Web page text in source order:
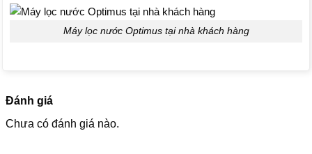
Máy lọc nước Optimus tại nhà khách hàng
Đánh giá
Chưa có đánh giá nào.